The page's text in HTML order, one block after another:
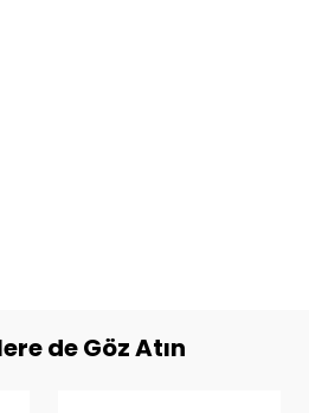
de Göz Atın